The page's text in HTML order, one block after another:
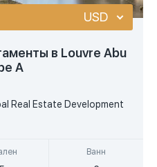
в Louvre Abu
A
Real Estate Development
Ванн
USD
AED